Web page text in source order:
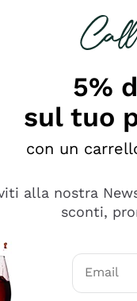
5%
sul tuo
con un
alla nostra
sconti,
Email